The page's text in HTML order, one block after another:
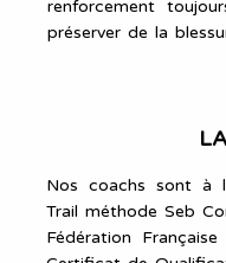
renforcement
préserver de la
Nos coachs sont à
Trail méthode Seb
Fédération